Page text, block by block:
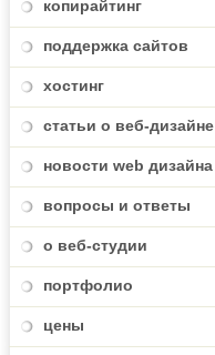
копирайтинг
поддержка сайтов
хостинг
статьи о веб-дизайне
новости web дизайна
вопросы и ответы
о веб-студии
портфолио
цены